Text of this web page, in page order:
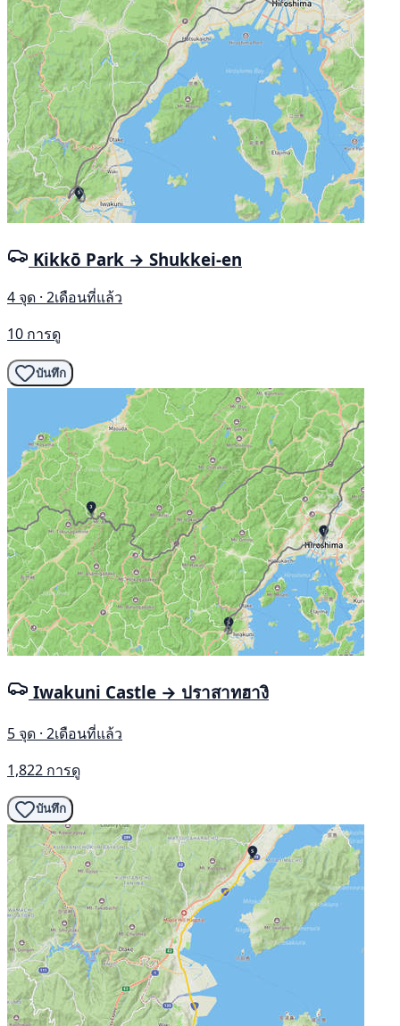
Kikkō Park → Shukkei-en
4 จุด · 2เดือนที่แล้ว
10 การดู
บันทึก
Iwakuni Castle → ปราสาทฮางิ
5 จุด · 2เดือนที่แล้ว
1,822 การดู
บันทึก